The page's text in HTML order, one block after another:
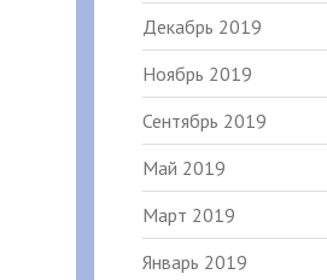
Декабрь 2019
Ноябрь 2019
Сентябрь 2019
Май 2019
Март 2019
Январь 2019